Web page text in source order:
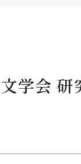
学則
学会 研